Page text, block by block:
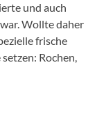
und auch
Wollte daher
frische
Rochen,